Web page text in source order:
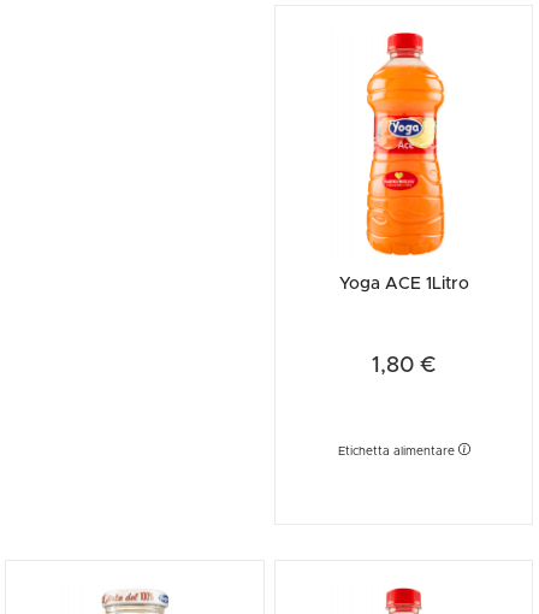
Yoga ACE 1Litro
1,80 €
Etichetta alimentare